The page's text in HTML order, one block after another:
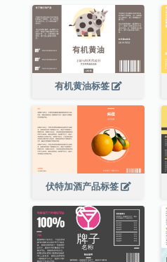
有机黄油标签
伏特加酒产品标签